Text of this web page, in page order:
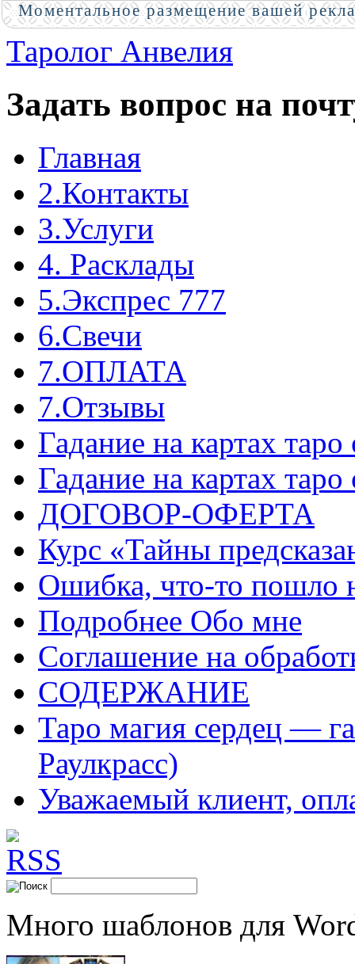
Таролог Анвелия
Задать вопрос на
Главная
2.Контакты
3.Услуги
4. Расклады
5.Экспрес 777
6.Свечи
7.ОПЛАТА
7.Отзывы
Гадание на картах
Гадание на картах
ДОГОВОР-ОФЕРТА
Курс «Тайны
Ошибка, что-то пошло
Подробнее Обо мне
Соглашение на
СОДЕРЖАНИЕ
Таро магия сердец —
Раулкрасс)
Уважаемый клиент,
Много шаблонов для
Моментальное размещение вашей